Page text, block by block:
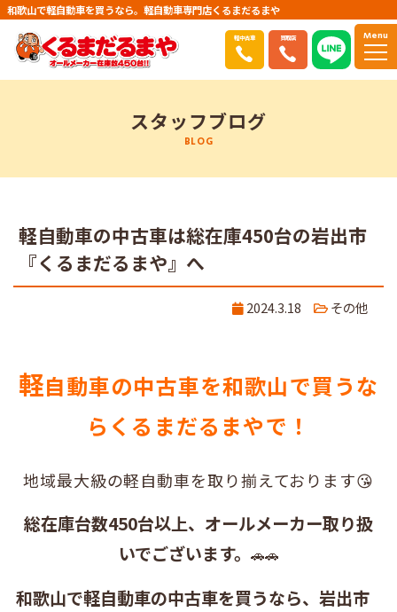
和歌山で軽自動車を買うなら。軽自動車専門店くるまだるまや
軽中古車 買取店 Menu
スタッフブログ
BLOG
軽自動車の中古車は総在庫450台の岩出市
『くるまだるまや』へ
2024.3.18 その他
軽自動車の中古車を和歌山で買うな
らくるまだるまやで！
地域最大級の軽自動車を取り揃えております😘
総在庫台数450台以上、オールメーカー取り扱
いでございます。 🚗🚗
和歌山で軽自動車の中古車を買うなら、岩出市